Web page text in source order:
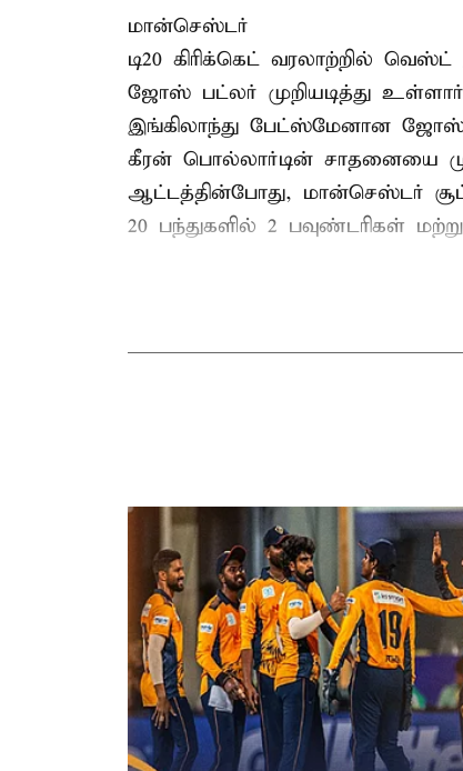
மான்செஸ்டர்
டி20 கிரிக்கெட் வரலாற்றில்
ஜோஸ் பட்லர் முறியடித்து
இங்கிலாந்து பேட்ஸ்மேனான
கீரன் பொல்லார்டின் சாதனையை
ஆட்டத்தின்போது, மான்செஸ்டர்
20 பந்துகளில் 2 பவுண்டரிகள்